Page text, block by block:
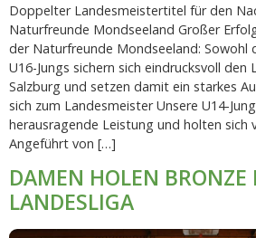
Doppelter Landesmeistertitel für den
Naturfreunde Mondseeland Großer
der Naturfreunde Mondseeland: Sowohl
U16-Jungs sichern sich eindrucksvoll
Salzburg und setzen damit ein starkes
sich zum Landesmeister Unsere U14-
herausragende Leistung und holten sich
Angeführt von […]
DAMEN HOLEN BRONZE
LANDESLIGA